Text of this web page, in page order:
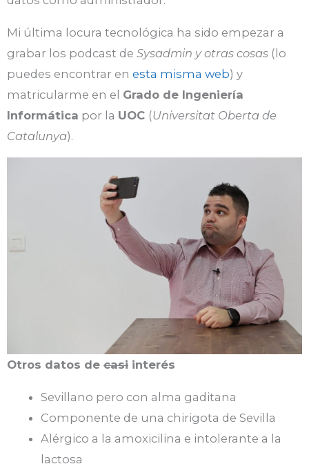
Mi última locura tecnológica ha sido empezar a
grabar los podcast de Sysadmin y otras cosas (lo
puedes encontrar en esta misma web) y
matricularme en el Grado de Ingeniería
Informática por la UOC (Universitat Oberta de
Catalunya).
Otros datos de casi interés
Sevillano pero con alma gaditana
Componente de una chirigota de Sevilla
Alérgico a la amoxicilina e intolerante a la
lactosa